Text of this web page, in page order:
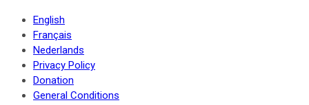
English
Français
Nederlands
Privacy Policy
Donation
General Conditions